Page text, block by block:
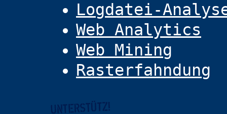
Logdatei-
Web Analytics
Web Mining
Rasterfahndung